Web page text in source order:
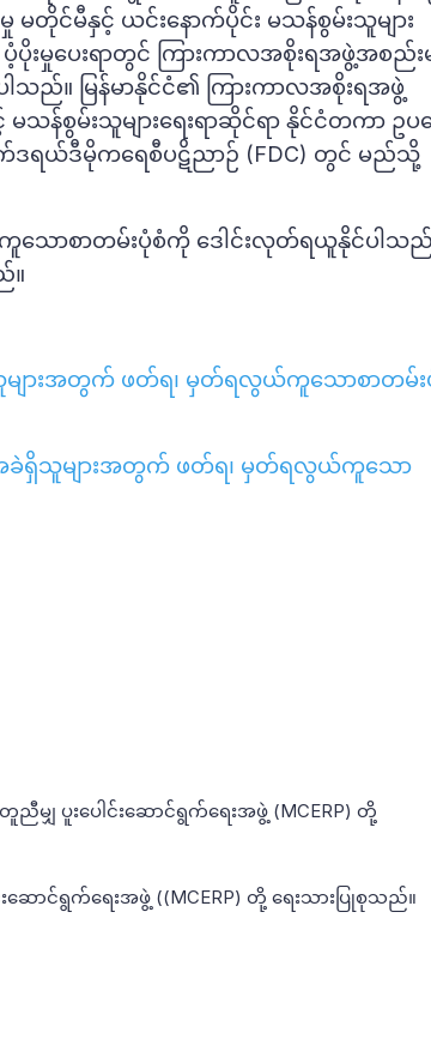
င်မီနှင့် ယင်းနောက်ပိုင်း မသန်စွမ်းသူများ
းမှုပေးရာတွင် ကြားကာလအစိုးရအဖွဲ့အစည်းမ
သည်။ မြန်မာနိုင်ငံ၏ ကြားကာလအစိုးရအဖွဲ့
မသန်စွမ်းသူများရေးရာဆိုင်ရာ နိုင်ငံတကာ ဥပ
က်ဒရယ်ဒီမိုကရေစီပဋိညာဉ် (FDC) တွင် မည်သို့
ာစာတမ်းပုံစံကို ဒေါင်းလုတ်ရယူနိုင်ပါသည်
။
ျားအတွက် ဖတ်ရ၊ မှတ်ရလွယ်ကူသောစာတမ်း
ခဲရှိသူများအတွက် ဖတ်ရ၊ မှတ်ရလွယ်ကူသော
ညီမျှ ပူး‌ပေါင်းဆောင်ရွက်ရေးအဖွဲ့ (MCERP) တို့
ောင်ရွက်ရေးအဖွဲ့ ((MCERP) တို့ ရေးသားပြုစုသည်။